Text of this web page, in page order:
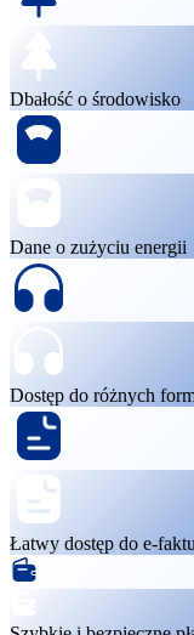
Dbałość o środowisko
Dane o zużyciu energii
Dostęp do różnych
Łatwy dostęp do e-